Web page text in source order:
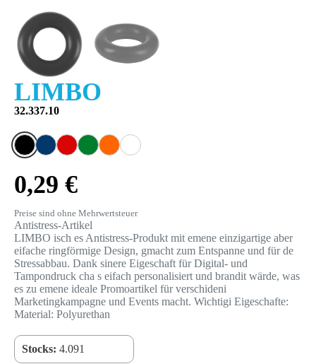
LIMBO
32.337.10
0,29 €
Preise sind ohne Mehrwertsteuer
Antistress-Artikel
LIMBO isch es Antistress-Produkt mit emene einzigartige aber
eifache ringförmige Design, gmacht zum Entspanne und für de
Stressabbau. Dank sinere Eigeschaft für Digital- und
Tampondruck cha s eifach personalisiert und brandit wärde, was
es zu emene ideale Promoartikel für verschideni
Marketingkampagne und Events macht. Wichtigi Eigeschafte:
Material: Polyurethan
Stocks: 4.091